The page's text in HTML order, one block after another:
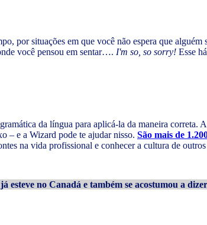
por situações em que você não espera que
você pensou em sentar…. I'm so, so sorry! Esse
da língua para aplicá-la da maneira correta.
– e a Wizard pode te ajudar nisso. São mais de
na vida profissional e conhecer a cultura de
esteve no Canadá e também se acostumou a dizer